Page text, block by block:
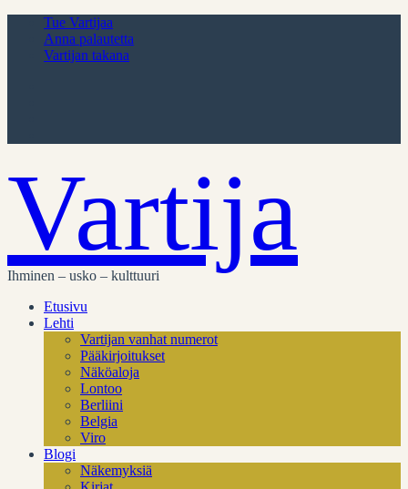
Tue Vartijaa
Anna palautetta
Vartijan takana
Vartija
Ihminen – usko – kulttuuri
Etusivu
Lehti
Vartijan vanhat numerot
Pääkirjoitukset
Näköaloja
Lontoo
Berliini
Belgia
Viro
Blogi
Näkemyksiä